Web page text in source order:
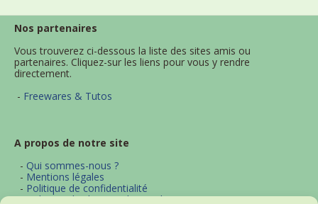
Nos partenaires
Vous trouverez ci-dessous la liste des sites amis ou
partenaires. Cliquez-sur les liens pour vous y rendre
directement.
- Freewares & Tutos
A propos de notre site
- Qui sommes-nous ?
- Mentions légales
- Politique de confidentialité
-Politique d'utilisation des cookies